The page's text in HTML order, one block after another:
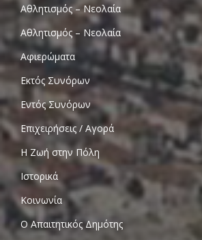
Αθλητισμός – Νεολαία
Αθλητισμός – Νεολαία
Αφιερώματα
Εκτός Συνόρων
Εντός Συνόρων
Επιχειρήσεις / Αγορά
Η Ζωή στην Πόλη
Ιστορικά
Κοινωνία
Ο Απαιτητικός Δημότης